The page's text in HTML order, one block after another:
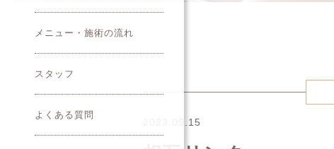
メニュー・施術の流れ
スタッフ
よくある質問
2023.09.15